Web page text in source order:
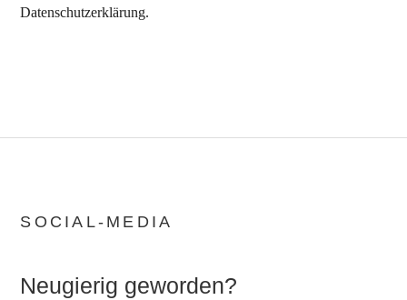
Datenschutzerklärung.
SOCIAL-MEDIA
Neugierig geworden?